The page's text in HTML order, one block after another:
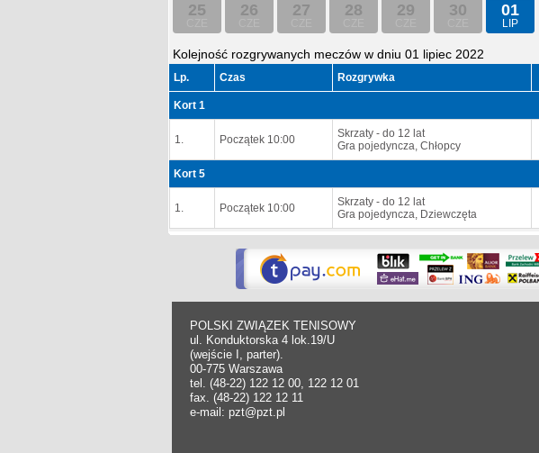
25 26 27 28 29 30 01
LIP
Kolejność rozgrywanych meczów w dniu 01 lipiec 2022
Lp. Czas Rozgrywka
Kort 1
1. Początek 10:00
Skrzaty - do 12 lat
Gra pojedyncza, Chłopcy
Kort 5
1. Początek 10:00
Skrzaty - do 12 lat
Gra pojedyncza, Dziewczęta
POLSKI ZWIĄZEK TENISOWY
ul. Konduktorska 4 lok.19/U
(wejście I, parter).
00-775 Warszawa
tel. (48-22) 122 12 00, 122 12 01
fax. (48-22) 122 12 11
e-mail: pzt@pzt.pl